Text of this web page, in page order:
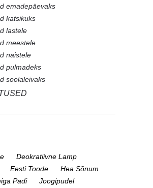
emadepäevaks
katsikuks
lastele
meestele
naistele
pulmadeks
soolaleivaks
Deokratiivne Lamp
Eesti Toode
Hea Sõnum
Padi
Joogipudel